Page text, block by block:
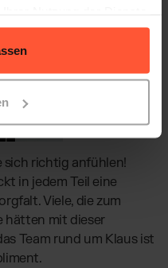
sich richtig anfühlen!
in jedem Teil eine
Viele, die zum
hätten mit dieser
Team rund um Klaus ist